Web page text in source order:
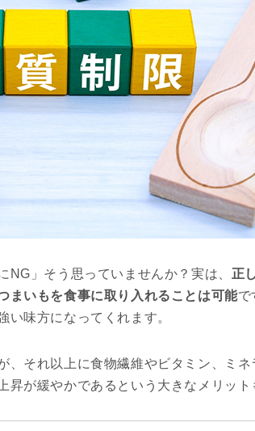
NG」そう思っていませんか？実は、 正
まいもを食事に取り入れることは可能で
い味方になってくれます。
、それ以上に食物繊維やビタミン、ミ
が緩やかであるという大きなメリット